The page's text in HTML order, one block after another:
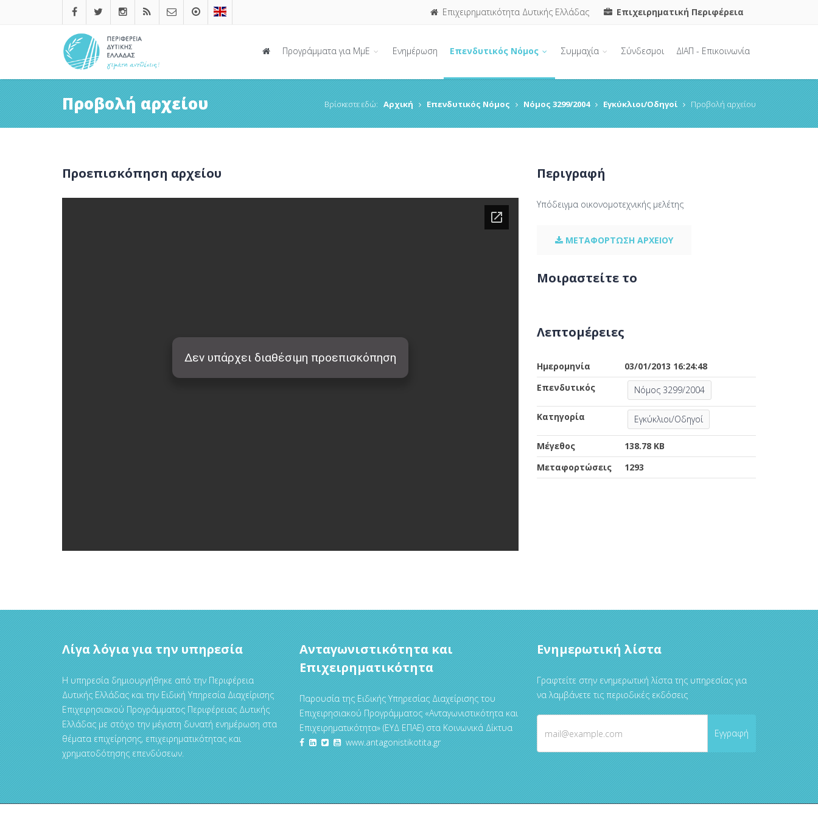
Επιχειρηματικότητα Δυτικής Ελλάδας Επιχειρηματική Περιφέρεια
Προγράμματα για ΜμΕ Ενημέρωση Επενδυτικός Νόμος Συμμαχία Σύνδεσμοι ΔΙΑΠ - Επικοινωνία
Προβολή αρχείου Βρίσκεστε εδώ: Αρχική Επενδυτικός Νόμος Νόμος 3299/2004 Εγκύκλιοι/Οδηγοί Προβολή αρχείου
Προεπισκόπηση αρχείου Περιγραφή
Υπόδειγμα οικονομοτεχνικής μελέτης
ΜΕΤΑΦΟΡΤΩΣΗ ΑΡΧΕΙΟΥ
Μοιραστείτε το
Λεπτομέρειες
Ημερομηνία
03/01/2013 16:24:48
Επενδυτικός
Νόμος 3299/2004
Κατηγορία Εγκύκλιοι/Οδηγοί
Μέγεθος
138.78 KB
Μεταφορτώσεις
1293
Λίγα λόγια για την υπηρεσία
Η υπηρεσία δημιουργήθηκε από την Περιφέρεια
Δυτικής Ελλάδας και την Ειδική Υπηρεσία Διαχείρισης
Επιχειρησιακού Προγράμματος Περιφέρειας Δυτικής
Ελλάδας με στόχο την μέγιστη δυνατή ενημέρωση στα
θέματα επιχείρησης, επιχειρηματικότητας και
χρηματοδότησης επενδύσεων.
Ανταγωνιστικότητα και
Επιχειρηματικότητα
Παρουσία της Ειδικής Υπηρεσίας Διαχείρισης του
Επιχειρησιακού Προγράμματος «Ανταγωνιστικότητα και
Επιχειρηματικότητα» (ΕΥΔ ΕΠΑΕ) στα Κοινωνικά Δίκτυα
www.antagonistikotita.gr
Ενημερωτική λίστα
Γραφτείτε στην ενημερωτική λίστα της υπηρεσίας για
να λαμβάνετε τις περιοδικές εκδόσεις